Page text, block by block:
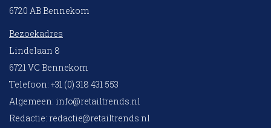
6720 AB Bennekom
Bezoekadres
Lindelaan 8
6721 VC Bennekom
Telefoon: +31 (0) 318 431 553
Algemeen: info@retailtrends.nl
Redactie: redactie@retailtrends.nl